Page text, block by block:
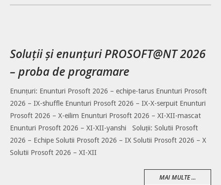
Soluții și enunțuri PROSOFT@NT 2026
– proba de programare
Enunțuri: Enunturi Prosoft 2026 – echipe-tarus Enunturi Prosoft
2026 – IX-shuffle Enunturi Prosoft 2026 – IX-X-serpuit Enunturi
Prosoft 2026 – X-eilim Enunturi Prosoft 2026 – XI-XII-mascat
Enunturi Prosoft 2026 – XI-XII-yanshi Soluții: Solutii Prosoft
2026 – Echipe Solutii Prosoft 2026 – IX Solutii Prosoft 2026 – X
Solutii Prosoft 2026 – XI-XII
MAI MULTE ...